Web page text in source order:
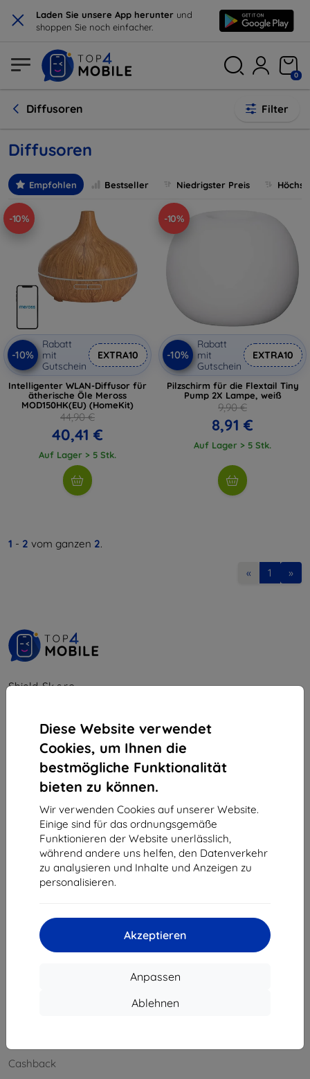
× Laden Sie unsere App herunter und
shoppen Sie noch einfacher.
Diese Website verwendet
Cookies, um Ihnen die
bestmögliche Funktionalität
bieten zu können.
Wir verwenden Cookies auf unserer Website.
Einige sind für das ordnungsgemäße
Funktionieren der Website unerlässlich,
während andere uns helfen, den Datenverkehr
zu analysieren und Inhalte und Anzeigen zu
personalisieren.
Akzeptieren
Anpassen
Ablehnen
0
Diffusoren Filter
Diffusoren
Empfohlen Bestseller Niedrigster Preis
-10%
-10%
Rabatt
mit
Gutschein
EXTRA10
Intelligenter WLAN-Diffusor für
ätherische Öle Meross
MOD150HK(EU) (HomeKit)
44,90 €
40,41 €
Auf Lager > 5 Stk.
-10%
-10%
Rabatt
mit
Gutschein
EXTRA10
Pilzschirm für die Flextail Tiny
Pump 2X Lampe, weiß
9,90 €
8,91 €
Auf Lager > 5 Stk.
1 - 2 vom ganzen 2.
« 1 »
Shield-Sk s.r.o.
Unternehmens-ID:
46701494
USt-IdNr.:SK2023549671
info@top4mobile.eu
Schreiben Sie uns
Montag bis Freitag:
Samstag und Sonntag:
Offline
Cashback